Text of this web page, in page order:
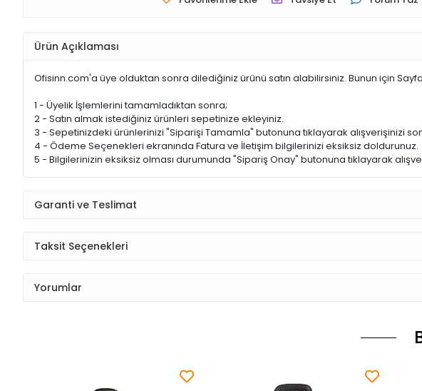
Ürün Açıklaması
Ofisinn.com'a üye olduktan sonra dilediğiniz ürünü satın alabilirsiniz. Bunun için
1 - Üyelik İşlemlerini tamamladıktan sonra;
2 - Satın almak istediğiniz ürünleri sepetinize ekleyiniz.
3 - Sepetinizdeki ürünlerinizi "Siparişi Tamamla" butonuna tıklayarak alışverişinizi
4 - Ödeme Seçenekleri ekranında Fatura ve İletişim bilgilerinizi eksiksiz doldurunuz.
5 - Bilgilerinizin eksiksiz olması durumunda "Sipariş Onay" butonuna tıklayarak
Garanti ve Teslimat
Taksit Seçenekleri
Yorumlar